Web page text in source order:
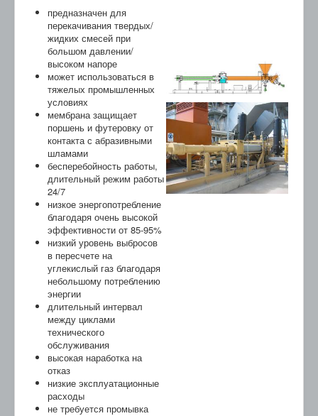
предназначен для
перекачивания твердых/
жидких смесей при
большом давлении/
высоком напоре
может использоваться в
тяжелых промышленных
условиях
мембрана защищает
поршень и футеровку от
контакта с абразивными
шламами
бесперебойность работы,
длительный режим работы
24/7
низкое энергопотребление
благодаря очень высокой
эффективности от 85-95%
низкий уровень выбросов
в пересчете на
углекислый газ благодаря
небольшому потреблению
энергии
длительный интервал
между циклами
технического
обслуживания
высокая наработка на
отказ
низкие эксплуатационные
расходы
не требуется промывка